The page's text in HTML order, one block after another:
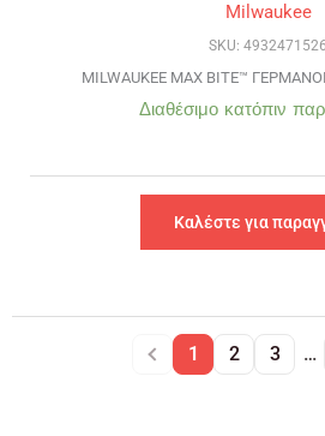
Milwaukee
SKU: 4932471526
MILWAUKEE MAX BITE™
Διαθέσιμο κατόπιν
Καλέστε για
1 2 3 …